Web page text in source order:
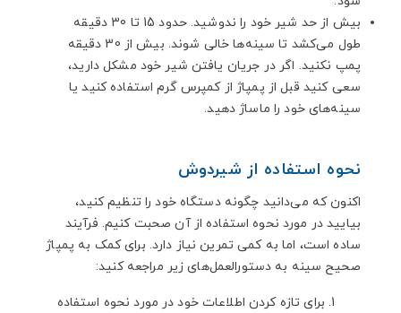
بیش از حد شیر خود را ندوشید. حدود 15 تا 30 دقیقه
طول می‌کشد تا سینه‌ها خالی شوند. بیش از 30 دقیقه
پمپ نکنید. اگر در جریان یافتن شیر خود مشکل دارید،
سعی کنید قبل از پمپاژ از کمپرس گرم استفاده کنید یا
سینه‌های خود را ماساژ دهید.
نحوه استفاده از شیردوش
اکنون که می‌دانید چگونه دستگاه خود را تنظیم کنید،
بیایید در مورد نحوه استفاده از آن صحبت کنیم. فرآیند
ساده است، اما به کمی تمرین نیاز دارد. برای کمک به پمپاژ
صحیح سینه به دستورالعمل‌های زیر مراجعه کنید:
برای تازه کردن اطلاعات خود در مورد نحوه استفاده